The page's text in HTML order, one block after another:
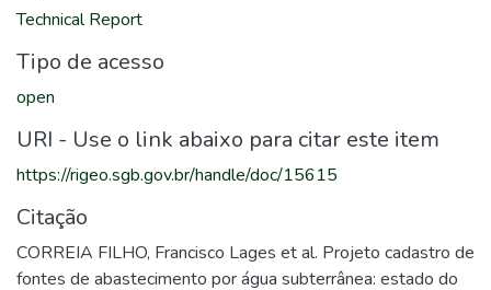
Technical Report
Tipo de acesso
open
URI - Use o link abaixo para citar este item
https://rigeo.sgb.gov.br/handle/doc/15615
Citação
CORREIA FILHO, Francisco Lages et al. Projeto cadastro de
fontes de abastecimento por água subterrânea: estado do